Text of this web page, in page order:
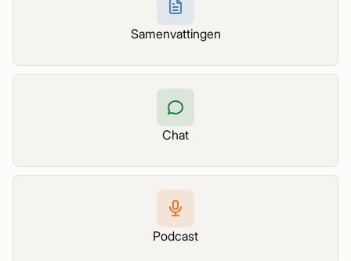
Samenvattingen
Chat
Podcast